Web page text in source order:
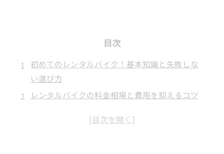
目次
初めてのレンタルバイク！基本知識と失敗しな
い選び方
レンタルバイクの料金相場と費用を抑えるコツ
レンタルバイクをもっと便利に！アプリやサー